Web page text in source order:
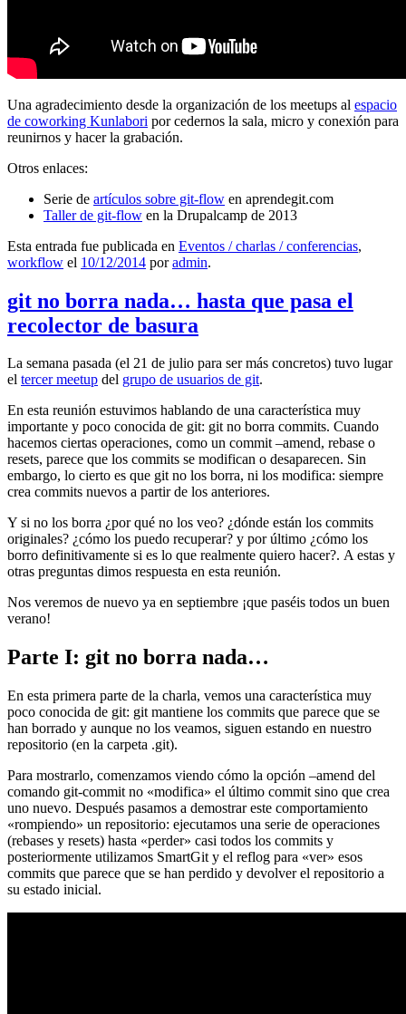
Una agradecimiento desde la organización de los meetups al espacio
de coworking Kunlabori por cedernos la sala, micro y conexión para
reunirnos y hacer la grabación.
Otros enlaces:
Serie de artículos sobre git-flow en aprendegit.com
Taller de git-flow en la Drupalcamp de 2013
Esta entrada fue publicada en Eventos / charlas / conferencias,
workflow el 10/12/2014 poradmin.
git no borra nada… hasta que pasa el
recolector de basura
La semana pasada (el 21 de julio para ser más concretos) tuvo lugar
el tercer meetup del grupo de usuarios de git.
En esta reunión estuvimos hablando de una característica muy
importante y poco conocida de git: git no borra commits. Cuando
hacemos ciertas operaciones, como un commit –amend, rebase o
resets, parece que los commits se modifican o desaparecen. Sin
embargo, lo cierto es que git no los borra, ni los modifica: siempre
crea commits nuevos a partir de los anteriores.
Y si no los borra ¿por qué no los veo? ¿dónde están los commits
originales? ¿cómo los puedo recuperar? y por último ¿cómo los
borro definitivamente si es lo que realmente quiero hacer?. A estas y
otras preguntas dimos respuesta en esta reunión.
Nos veremos de nuevo ya en septiembre ¡que paséis todos un buen
verano!
Parte I: git no borra nada…
En esta primera parte de la charla, vemos una característica muy
poco conocida de git: git mantiene los commits que parece que se
han borrado y aunque no los veamos, siguen estando en nuestro
repositorio (en la carpeta .git).
Para mostrarlo, comenzamos viendo cómo la opción –amend del
comando git-commit no «modifica» el último commit sino que crea
uno nuevo. Después pasamos a demostrar este comportamiento
«rompiendo» un repositorio: ejecutamos una serie de operaciones
(rebases y resets) hasta «perder» casi todos los commits y
posteriormente utilizamos SmartGit y el reflog para «ver» esos
commits que parece que se han perdido y devolver el repositorio a
su estado inicial.